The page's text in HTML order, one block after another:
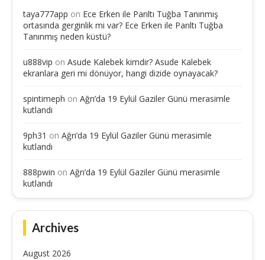
taya777app on Ece Erken ile Parıltı Tuğba Tanınmış
ortasında gerginlik mi var? Ece Erken ile Parıltı Tuğba
Tanınmış neden küstü?
u888vip on Asude Kalebek kimdir? Asude Kalebek
ekranlara geri mi dönüyor, hangi dizide oynayacak?
spintimeph on Ağrı’da 19 Eylül Gaziler Günü merasimle
kutlandı
9ph31 on Ağrı’da 19 Eylül Gaziler Günü merasimle
kutlandı
888pwin on Ağrı’da 19 Eylül Gaziler Günü merasimle
kutlandı
Archives
August 2026